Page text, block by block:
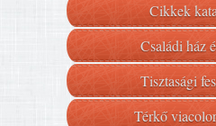
Cikkek
Családi ház
Tisztasági
Térkő